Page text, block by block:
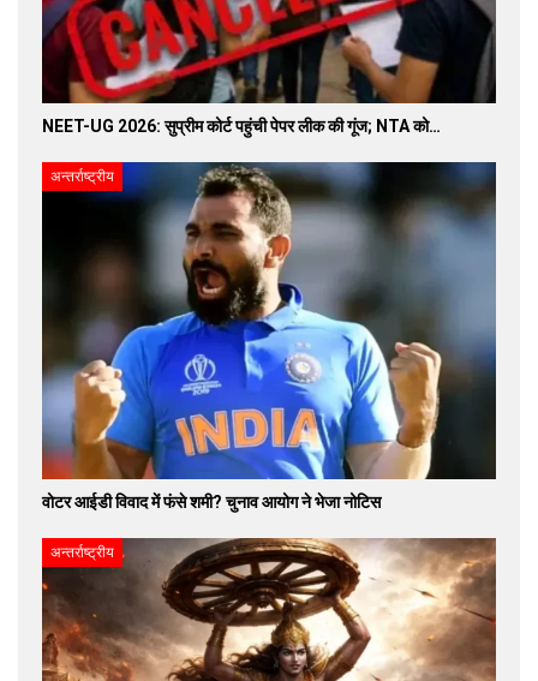
NEET-UG 2026: सुप्रीम कोर्ट पहुंची पेपर लीक की गूंज; NTA को…
अन्तर्राष्ट्रीय
वोटर आईडी विवाद में फंसे शमी? चुनाव आयोग ने भेजा नोटिस
अन्तर्राष्ट्रीय